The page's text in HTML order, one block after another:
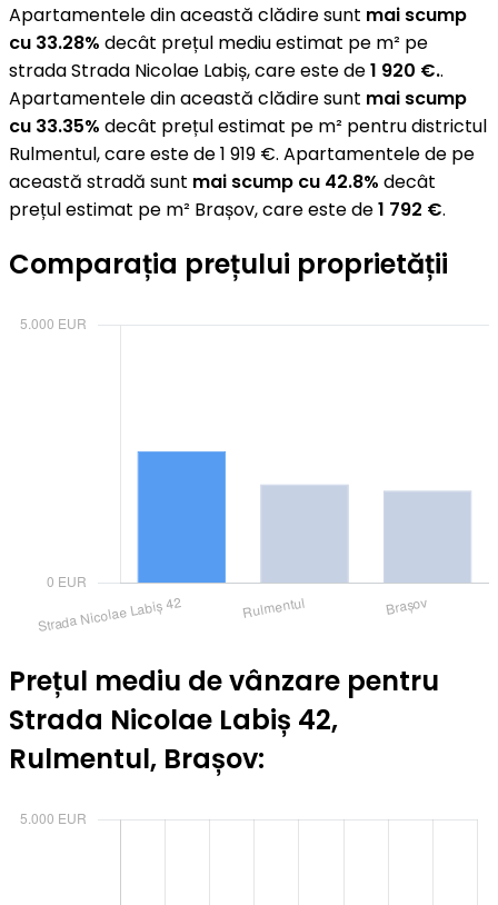
Apartamentele din această clădire sunt mai scump
cu 33.28% decât prețul mediu estimat pe m² pe
strada Strada Nicolae Labiș, care este de1 920 €..
Apartamentele din această clădire sunt mai scump
cu 33.35% decât prețul estimat pe m² pentru districtul
Rulmentul, care este de 1 919 €. Apartamentele de pe
această stradă sunt mai scump cu 42.8% decât
prețul estimat pe m² Brașov, care este de1 792 €.
Comparația prețului proprietății
Prețul mediu de vânzare pentru
Strada Nicolae Labiș 42,
Rulmentul, Brașov: